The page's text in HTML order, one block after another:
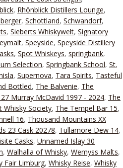
, Rhönblick Distillers Lounge,
, Schottland, Schwandorf,
, Sieberts Whiskywelt, Signatory
, Speyside, Speyside Distillery
, Spot Whiskeys, springbank,
Selection, Springbank School, St.
, Supernova, Tara Spirits, Tasteful
Bottled, The Balvenie, The
Murray McDavid 1997 - 2024, The
Whisky Society, The Tempel Bar 15,
16, Thousand Mountains XX
23 Cask 20278, Tullamore Dew 14,
Casks, Unnamed Islay 30
, Walhalla of Whisky, Wemyss Malts,
Fair Limburg, Whisky Reise, Whisky